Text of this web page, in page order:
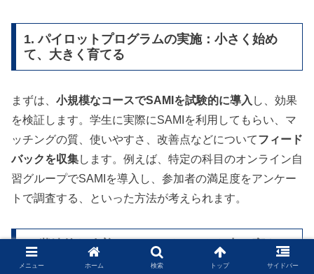
1. パイロットプログラムの実施：小さく始め
て、大きく育てる
まずは、 小規模なコースでSAMIを試験的に導入 し、効果
を検証します。学生に実際にSAMIを利用してもらい、マ
ッチングの質、使いやすさ、改善点などについてフィード
バックを収集します。例えば、特定の科目のオンライン自
習グループでSAMIを導入し、参加者の満足度をアンケー
トで調査する、といった方法が考えられます。
2. 継続的な改善：フィードバックを力に変える
メニュー ホーム 検索 トップ サイドバー